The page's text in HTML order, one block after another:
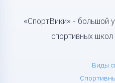
«СпортВики» - большой
спортивных
Виды